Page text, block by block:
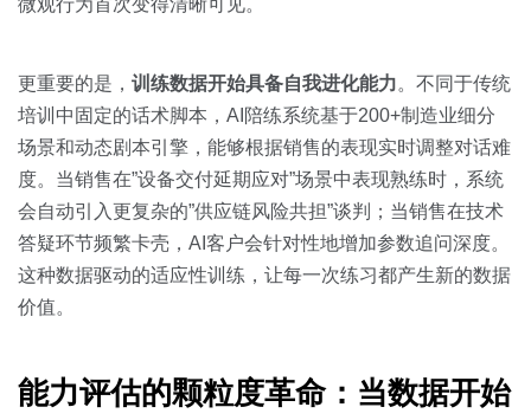
微观行为首次变得清晰可见。
更重要的是， 训练数据开始具备自我进化能力。不同于传统
培训中固定的话术脚本，AI陪练系统基于200+制造业细分
场景和动态剧本引擎，能够根据销售的表现实时调整对话难
度。当销售在”设备交付延期应对”场景中表现熟练时，系统
会自动引入更复杂的”供应链风险共担”谈判；当销售在技术
答疑环节频繁卡壳，AI客户会针对性地增加参数追问深度。
这种数据驱动的适应性训练，让每一次练习都产生新的数据
价值。
能力评估的颗粒度革命：当数据开始